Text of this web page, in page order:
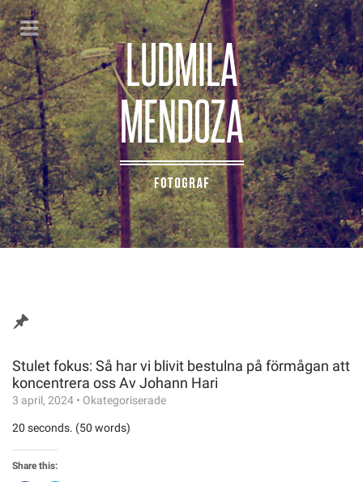
Stulet fokus: Så har vi blivit bestulna på förmågan att
koncentrera oss Av Johann Hari
3 april, 2024 • Okategoriserade
20 seconds. (50 words)
Share this: